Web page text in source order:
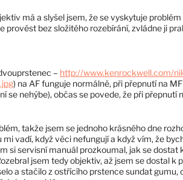
má a slyšel jsem, že se vyskytuje
provést bez složitého rozebírání, zvládne ji
– http://www.kenrockwell.com/
) na AF funguje normálně, při přepnutí na
se nehýbe), občas se povede, že při přepnutí
takže jsem se jednoho krásného dne
mi vadí, když věci nefungují a když vím, že
si servisní manuál prozkoumal, jak se dostat
jsem tedy objektiv, až jsem se dostal
a stačilo z ostřícího prstence sundat gumu,